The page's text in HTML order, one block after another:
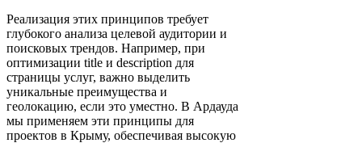
Реализация этих принципов требует
глубокого анализа целевой аудитории и
поисковых трендов. Например, при
оптимизации title и description для
страницы услуг, важно выделить
уникальные преимущества и
геолокацию, если это уместно. В Ардауда
мы применяем эти принципы для
проектов в Крыму, обеспечивая высокую